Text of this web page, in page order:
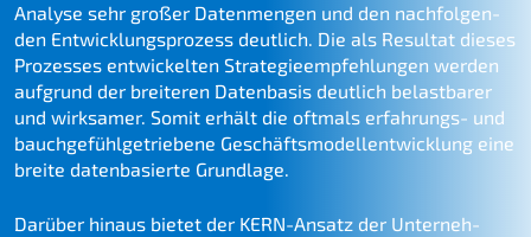
Analy­se sehr großer Daten­men­gen und den nachfol­gen­
den Entwick­lungs­pro­zess deutlich. Die als Resul­tat dieses
Prozes­ses entwi­ckel­ten Strate­gie­emp­feh­lun­gen werden
aufgrund der breite­ren Daten­ba­sis deutlich belast­ba­rer
und wirksa­mer. Somit erhält die oftmals erfah­rungs- und
bauch­ge­fühl­ge­trie­be­ne Geschäfts­mo­dell­ent­wick­lung eine
breite daten­ba­sier­te Grundlage.
Darüber hinaus bietet der KERN-Ansatz der Unter­neh­